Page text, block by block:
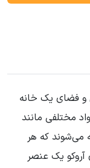
و فضای یک خانه
مختلفی مانند
می‌شوند که هر
یک عنصر